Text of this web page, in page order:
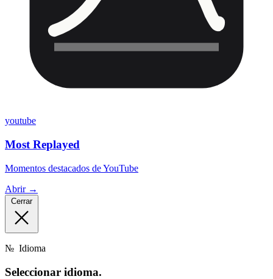
youtube
Most Replayed
Momentos destacados de YouTube
Abrir →
Cerrar
№ Idioma
Seleccionar idioma.